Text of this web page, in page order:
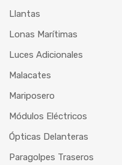
Llantas
Lonas Marítimas
Luces Adicionales
Malacates
Mariposero
Módulos Eléctricos
Ópticas Delanteras
Paragolpes Traseros